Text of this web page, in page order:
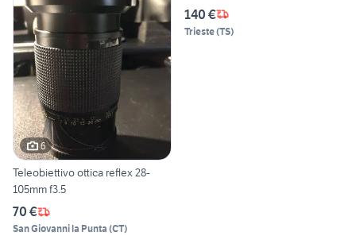
6
Teleobiettivo ottica reflex 28-
105mm f3.5
70 €
San Giovanni la Punta (CT)
140 €
Trieste(TS)